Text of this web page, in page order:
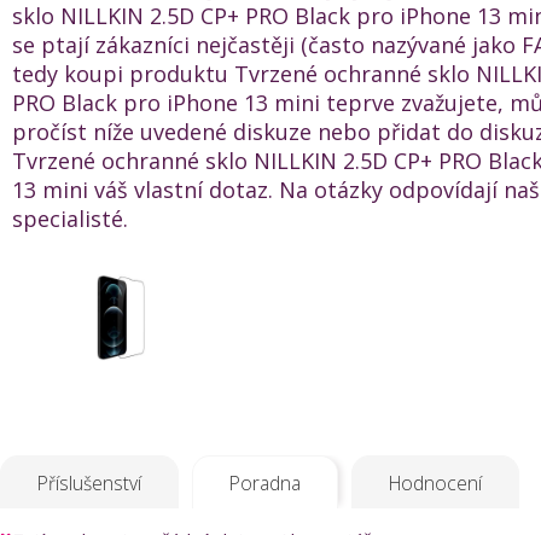
sklo NILLKIN 2.5D CP+ PRO Black pro iPhone 13
se ptají zákazníci nejčastěji (často nazývané jako
tedy koupi produktu Tvrzené ochranné sklo
PRO Black pro iPhone 13 mini teprve zvažujete,
pročíst níže uvedené diskuze nebo přidat do
Tvrzené ochranné sklo NILLKIN 2.5D CP+ PRO
13 mini váš vlastní dotaz. Na otázky odpovídají
specialisté.
Příslušenství Poradna Hodnocení